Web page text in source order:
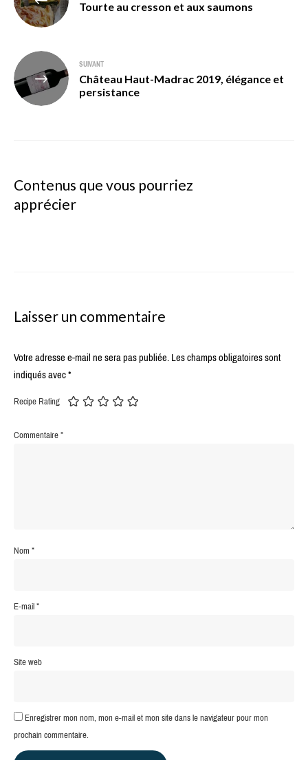
de
l’article
Tourte au cresson et aux saumons
SUIVANT
Château Haut-Madrac 2019, élégance et
persistance
Contenus que vous pourriez
apprécier
Laisser un commentaire
Votre adresse e-mail ne sera pas publiée.Les champs obligatoires sont
indiqués avec*
Recipe Rating
Commentaire*
Nom*
E-mail*
Site web
Enregistrer mon nom, mon e-mail et mon site dans le navigateur pour mon
prochain commentaire.